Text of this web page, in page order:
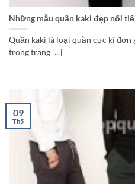
Những mẫu quần kaki đẹp nổi
Quần kaki là loại quần cực kì đơn
trong trang [...]
09
Th5